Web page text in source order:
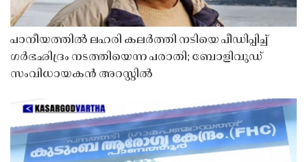
പാനീയത്തിൽ ലഹരി കലർത്തി നടിയെ പീഡിപ്പിച്ച്
ഗർഭഛിദ്രം നടത്തിയെന്ന പരാതി; ബോളിവുഡ്
സംവിധായകൻ അറസ്റ്റിൽ